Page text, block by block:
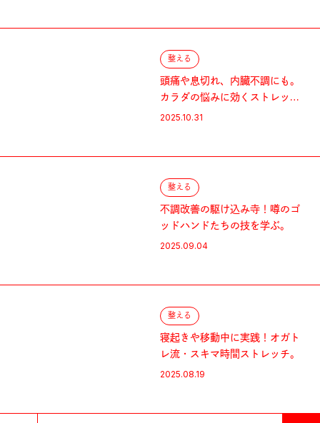
整える
頭痛や息切れ、内臓不調にも。
カラダの悩みに効くストレッ
チ。
2025.10.31
整える
不調改善の駆け込み寺！噂のゴ
ッドハンドたちの技を学ぶ。
2025.09.04
整える
寝起きや移動中に実践！オガト
レ流・スキマ時間ストレッチ。
2025.08.19